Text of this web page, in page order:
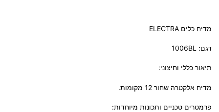
מדיח כלים ELECTRA
דגם: 1006BL
תיאור כללי וחיצוני:
מדיח אלקטרה שחור 12 מקומות.
פרמטרים טכניים ותכונות מיוחדות: